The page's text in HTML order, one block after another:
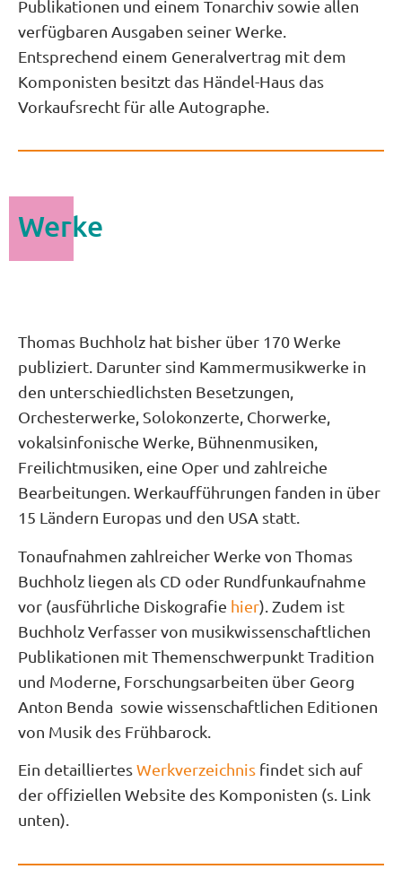
Publikationen und einem Tonarchiv sowie allen
verfügbaren Ausgaben seiner Werke.
Entsprechend einem Generalvertrag mit dem
Komponisten besitzt das Händel-Haus das
Vorkaufsrecht für alle Autographe.
Werke
Thomas Buchholz hat bisher über 170 Werke
publiziert. Darunter sind Kammermusikwerke in
den unterschiedlichsten Besetzungen,
Orchesterwerke, Solokonzerte, Chorwerke,
vokalsinfonische Werke, Bühnenmusiken,
Freilichtmusiken, eine Oper und zahlreiche
Bearbeitungen. Werkaufführungen fanden in über
15 Ländern Europas und den USA statt.
Tonaufnahmen zahlreicher Werke von Thomas
Buchholz liegen als CD oder Rundfunkaufnahme
vor (ausführliche Diskografie hier). Zudem ist
Buchholz Verfasser von musikwissenschaftlichen
Publikationen mit Themenschwerpunkt Tradition
und Moderne, Forschungsarbeiten über Georg
Anton Benda sowie wissenschaftlichen Editionen
von Musik des Frühbarock.
Ein detailliertesWerkverzeichnis findet sich auf
der offiziellen Website des Komponisten (s. Link
unten).